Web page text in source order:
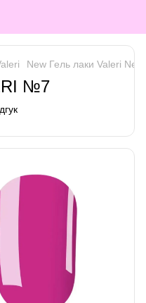
New Гель лаки Valeri
№7